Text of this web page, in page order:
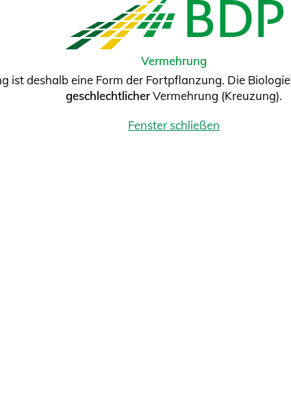
Vermehrung
ist deshalb eine Form der Fortpflanzung. Die
geschlechtlicherVermehrung (Kreuzung).
Fenster schließen